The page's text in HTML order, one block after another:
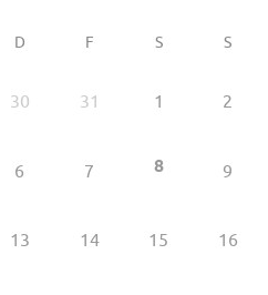
D F S S
30 31 1 2
6 7 8 9
13 14 15 16